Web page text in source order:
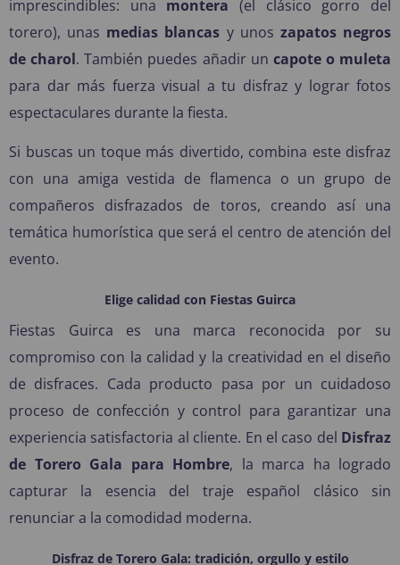
imprescindibles: una montera (el clásico gorro del
torero), unas medias blancas y unos zapatos negros
de charol. También puedes añadir un capote o muleta
para dar más fuerza visual a tu disfraz y lograr fotos
espectaculares durante la fiesta.
Si buscas un toque más divertido, combina este disfraz
con una amiga vestida de flamenca o un grupo de
compañeros disfrazados de toros, creando así una
temática humorística que será el centro de atención del
evento.
Elige calidad con Fiestas Guirca
Fiestas Guirca es una marca reconocida por su
compromiso con la calidad y la creatividad en el diseño
de disfraces. Cada producto pasa por un cuidadoso
proceso de confección y control para garantizar una
experiencia satisfactoria al cliente. En el caso del Disfraz
de Torero Gala para Hombre, la marca ha logrado
capturar la esencia del traje español clásico sin
renunciar a la comodidad moderna.
Disfraz de Torero Gala: tradición, orgullo y estilo